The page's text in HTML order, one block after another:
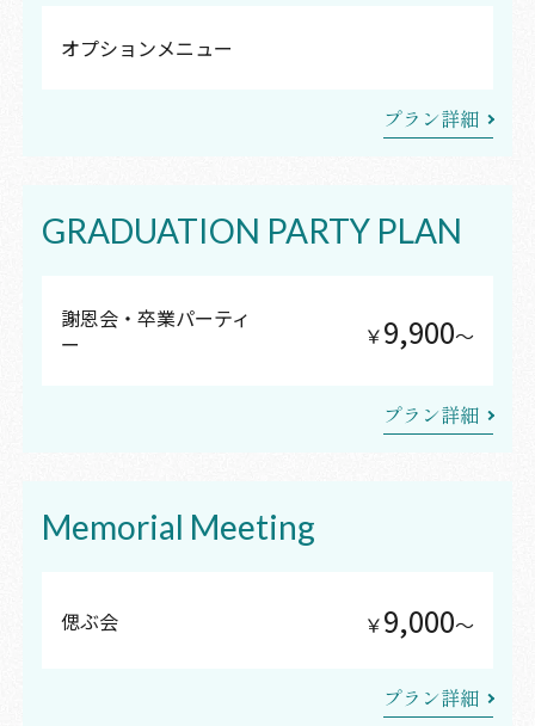
オプションメニュー
プラン詳細
GRADUATION PARTY PLAN
謝恩会・卒業パーティ
ー
￥9,900〜
プラン詳細
Memorial Meeting
偲ぶ会 ￥9,000〜
プラン詳細